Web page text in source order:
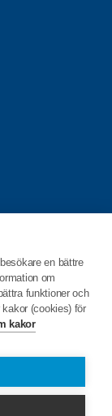
en bättre
om
funktioner och
(cookies) för
kakor